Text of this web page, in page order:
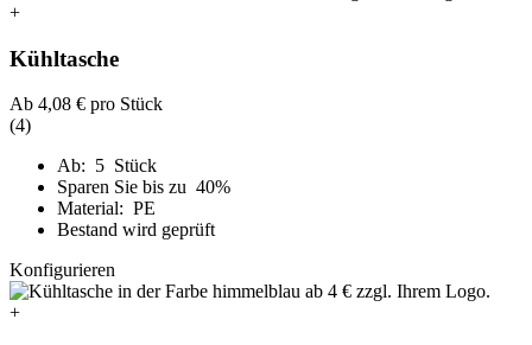
+
Kühltasche
Ab 4,08 € pro Stück
(4)
Ab: 5 Stück
Sparen Sie bis zu 40%
Material: PE
Bestand wird geprüft
Konfigurieren
+